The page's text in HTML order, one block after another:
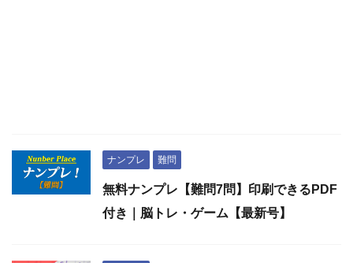
ナンプレ 難問
無料ナンプレ【難問7問】印刷できるPDF
付き｜脳トレ・ゲーム【最新号】